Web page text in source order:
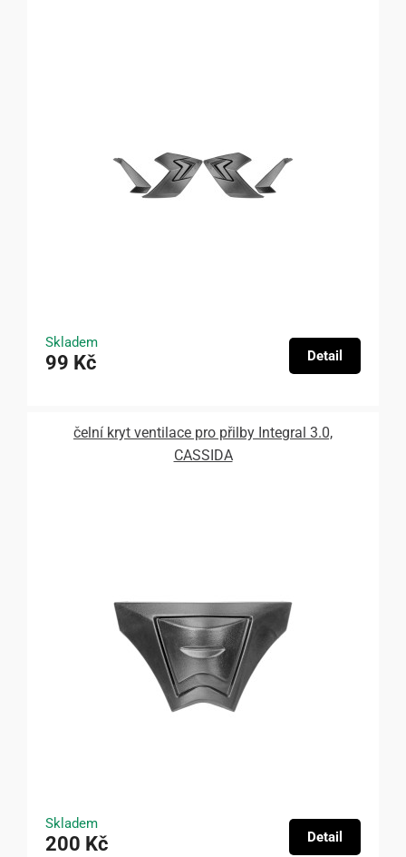
Skladem
99 Kč Detail
čelní kryt ventilace pro přilby Integral 3.0,
CASSIDA
Skladem
200 Kč Detail